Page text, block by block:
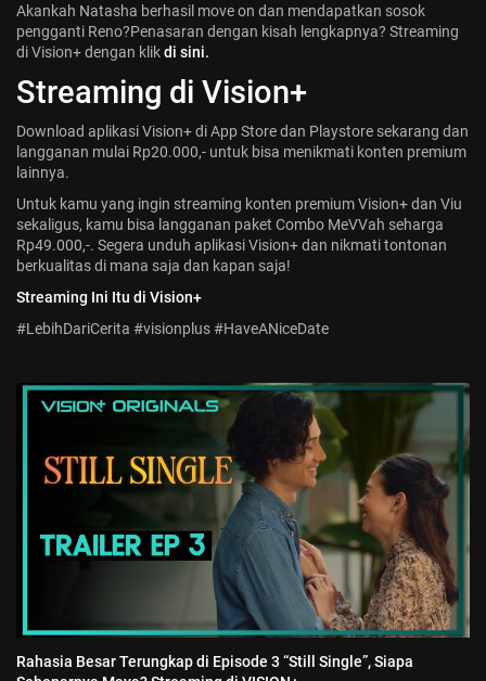
Rahasia Besar Terungkap di Episode 3 “Still Single”, Siapa
Akankah Natasha berhasil move on dan mendapatkan sosok
pengganti Reno?Penasaran dengan kisah lengkapnya? Streaming
di Vision+ dengan klikdi sini.
Streaming di Vision+
Download aplikasi Vision+ di App Store dan Playstore sekarang dan
langganan mulai Rp20.000,- untuk bisa menikmati konten premium
lainnya.
Untuk kamu yang ingin streaming konten premium Vision+ dan Viu
sekaligus, kamu bisa langganan paket Combo MeVVah seharga
Rp49.000,-. Segera unduh aplikasi Vision+ dan nikmati tontonan
berkualitas di mana saja dan kapan saja!
Streaming Ini Itu di Vision+
#LebihDariCerita #visionplus #HaveANiceDate